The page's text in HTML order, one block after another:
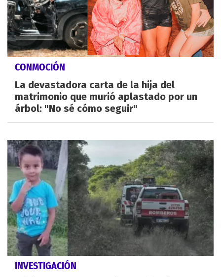
CONMOCIÓN
La devastadora carta de la hija del
matrimonio que murió aplastado por un
árbol: "No sé cómo seguir"
INVESTIGACIÓN